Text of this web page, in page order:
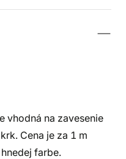
vhodná na zavesenie
Cena je za 1 m
farbe.